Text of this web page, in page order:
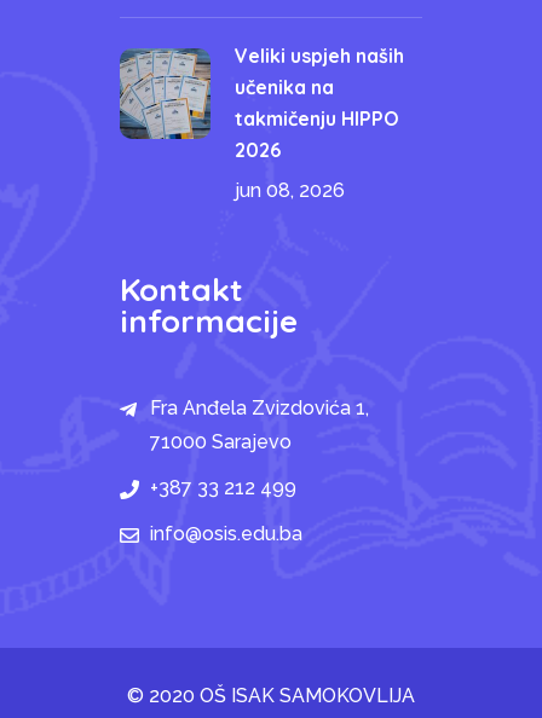
Veliki uspjeh naših
učenika na
takmičenju HIPPO
2026
jun 08, 2026
Kontakt
informacije
Fra Anđela Zvizdovića 1,
71000 Sarajevo
+387 33 212 499
info@osis.edu.ba
© 2020 OŠ ISAK SAMOKOVLIJA